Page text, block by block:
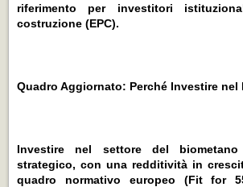
riferimento per investitori
costruzione (EPC).
Quadro Aggiornato: Perché Investire nel
Investire nel settore del biometano
strategico, con una redditività in
quadro normativo europeo (Fit for